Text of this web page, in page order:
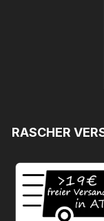
RASCHER